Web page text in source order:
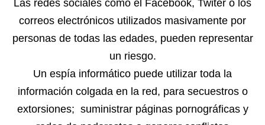
Las redes sociales como el Facebook, Twiter o los
correos electrónicos utilizados masivamente por
personas de todas las edades, pueden representar
un riesgo.
Un espía informático puede utilizar toda la
información colgada en la red, para secuestros o
extorsiones; suministrar páginas pornográficas y